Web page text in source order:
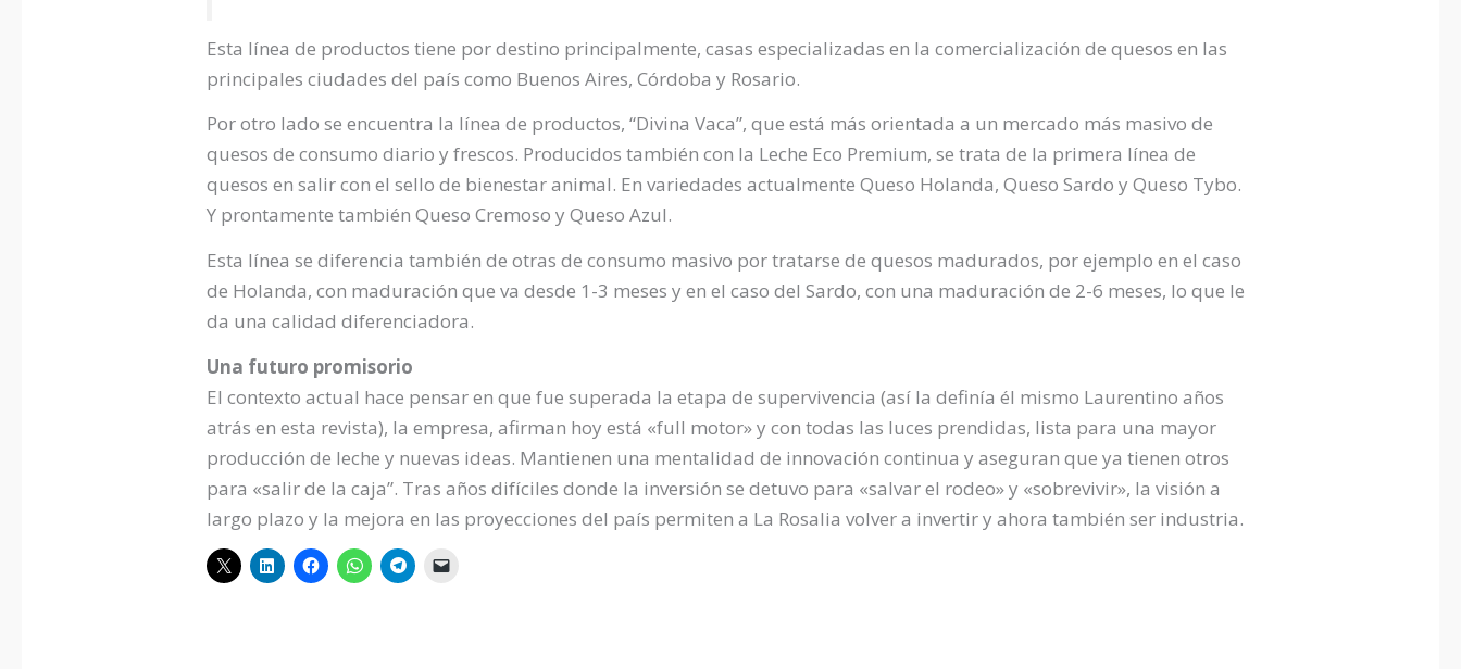
Esta línea de productos tiene por destino principalmente, casas especializadas en la comercialización de quesos en las
principales ciudades del país como Buenos Aires, Córdoba y Rosario.
Por otro lado se encuentra la línea de productos, “Divina Vaca”, que está más orientada a un mercado más masivo de
quesos de consumo diario y frescos. Producidos también con la Leche Eco Premium, se trata de la primera línea de
quesos en salir con el sello de bienestar animal. En variedades actualmente Queso Holanda, Queso Sardo y Queso Tybo.
Y prontamente también Queso Cremoso y Queso Azul.
Esta línea se diferencia también de otras de consumo masivo por tratarse de quesos madurados, por ejemplo en el caso
de Holanda, con maduración que va desde 1-3 meses y en el caso del Sardo, con una maduración de 2-6 meses, lo que le
da una calidad diferenciadora.
Una futuro promisorio
El contexto actual hace pensar en que fue superada la etapa de supervivencia (así la definía él mismo Laurentino años
atrás en esta revista), la empresa, afirman hoy está «full motor» y con todas las luces prendidas, lista para una mayor
producción de leche y nuevas ideas. Mantienen una mentalidad de innovación continua y aseguran que ya tienen otros
para «salir de la caja”. Tras años difíciles donde la inversión se detuvo para «salvar el rodeo» y «sobrevivir», la visión a
largo plazo y la mejora en las proyecciones del país permiten a La Rosalia volver a invertir y ahora también ser industria.